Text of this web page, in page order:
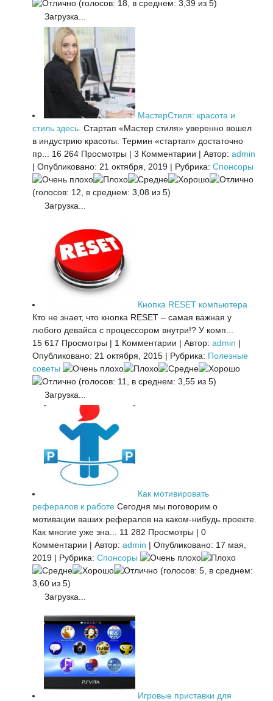
(голосов: 18, в среднем: 3,39 из 5)
Загрузка...
МастерСтиля: красота и
стиль здесь. Стартап «Мастер стиля» уверенно вошел
в индустрию красоты. Термин «стартап» достаточно
пр...
16 264 Просмотры | 3 Комментарии | Автор: admin
| Опубликовано: 21 октября, 2019 | Рубрика: Спонсоры
(голосов: 12, в среднем: 3,08 из 5)
Загрузка...
Кнопка RESET компьютера
Кто не знает, что кнопка RESET – самая важная у
любого девайса с процессором внутри!? У комп...
15 617 Просмотры | 1 Комментарии | Автор: admin |
Опубликовано: 21 октября, 2015 | Рубрика: Полезные
советы
(голосов: 11, в среднем: 3,55 из 5)
Загрузка...
Как мотивировать
рефералов к работе Сегодня мы поговорим о
мотивации ваших рефералов на каком-нибудь проекте.
Как многие уже зна...
11 282 Просмотры | 0
Комментарии | Автор: admin | Опубликовано: 17 мая,
2019 | Рубрика: Спонсоры
(голосов: 5, в среднем:
3,60 из 5)
Загрузка...
Игровые приставки для